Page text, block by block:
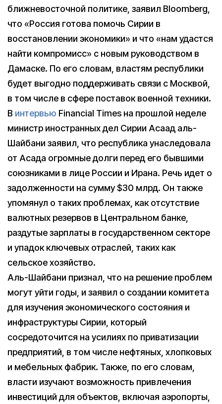
ближневосточной политике, заявил Bloomberg,
что «Россия готова помочь Сирии в
восстановлении экономики» и что «нам удастся
найти компромисс» с новым руководством в
Дамаске. По его словам, властям республики
будет выгодно поддерживать связи с Москвой,
в том числе в сфере поставок военной техники.
В интервью Financial Times на прошлой неделе
министр иностранных дел Сирии Асаад аль-
Шайбани заявил, что республика унаследовала
от Асада огромные долги перед его бывшими
союзниками в лице России и Ирана. Речь идет о
задолженности на сумму $30 млрд. Он также
упомянул о таких проблемах, как отсутствие
валютных резервов в Центральном банке,
раздутые зарплаты в государственном секторе
и упадок ключевых отраслей, таких как
сельское хозяйство.
Аль-Шайбани признал, что на решение проблем
могут уйти годы, и заявил о создании комитета
для изучения экономического состояния и
инфраструктуры Сирии, который
сосредоточится на усилиях по приватизации
предприятий, в том числе нефтяных, хлопковых
и мебельных фабрик. Также, по его словам,
власти изучают возможность привлечения
инвестиций для объектов, включая аэропорты,